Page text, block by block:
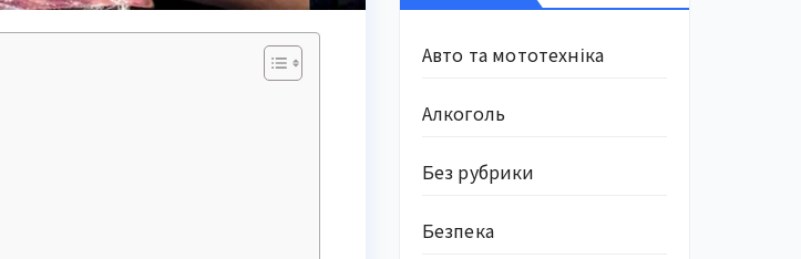
Авто та мототехніка
Алкоголь
Без рубрики
Безпека